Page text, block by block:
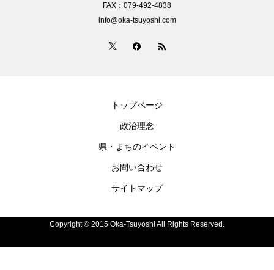
FAX：079-492-4838
info@oka-tsuyoshi.com
トップページ
政治理念
県・まちのイベント
お問い合わせ
サイトマップ
Copyright © 2015 Oka-Tsuyoshi All Rights Reserved.